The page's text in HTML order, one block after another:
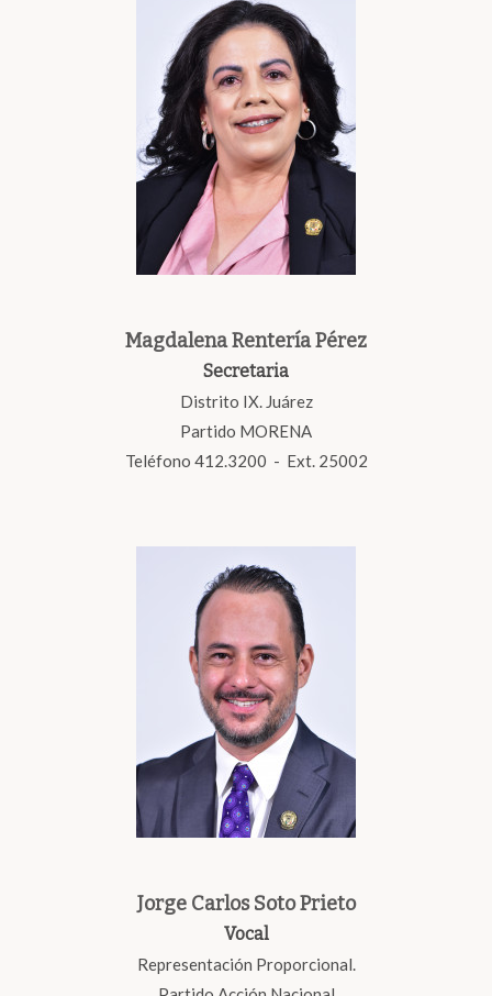
Magdalena Rentería Pérez
Secretaria
Distrito IX. Juárez
Partido MORENA
Teléfono 412.3200 - Ext. 25002
Jorge Carlos Soto Prieto
Vocal
Representación Proporcional.